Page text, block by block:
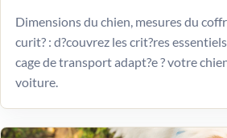
Dimensions du chien, mesures du
curit? : d?couvrez les crit?res
cage de transport adapt?e ? votre
voiture.